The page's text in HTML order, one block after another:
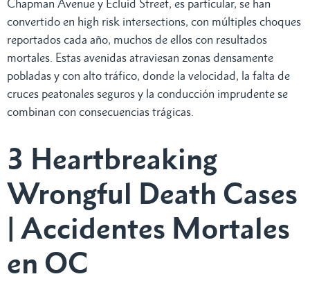
Chapman Avenue y Ecluid Street, es particular, se han
convertido en high risk intersections, con múltiples choques
reportados cada año, muchos de ellos con resultados
mortales. Estas avenidas atraviesan zonas densamente
pobladas y con alto tráfico, donde la velocidad, la falta de
cruces peatonales seguros y la conducción imprudente se
combinan con consecuencias trágicas.
3 Heartbreaking
Wrongful Death Cases
| Accidentes Mortales
en OC